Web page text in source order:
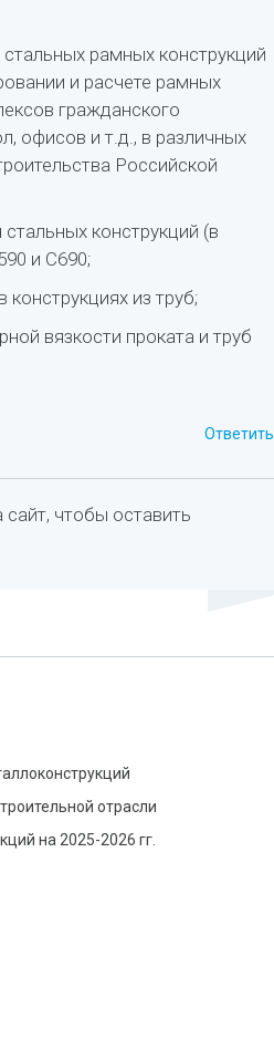
рамных конструкций
и расчете рамных
гражданского
офисов и т.д., в различных
Российской
конструкций (в
и С690;
из труб;
вязкости проката и труб
Ответить
сайт, чтобы оставить
отрасли
на 2025-2026 гг.